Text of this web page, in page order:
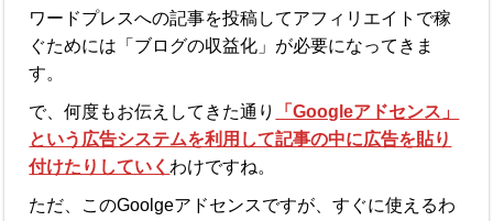
ワードプレスへの記事を投稿してアフィリエイトで稼
ぐためには「ブログの収益化」が必要になってきま
す。
で、何度もお伝えしてきた通り
「Googleアドセンス」
という広告システムを利用して記事の中に広告を貼り
付けたりしていく わけですね。
ただ、このGoolgeアドセンスですが、すぐに使えるわ